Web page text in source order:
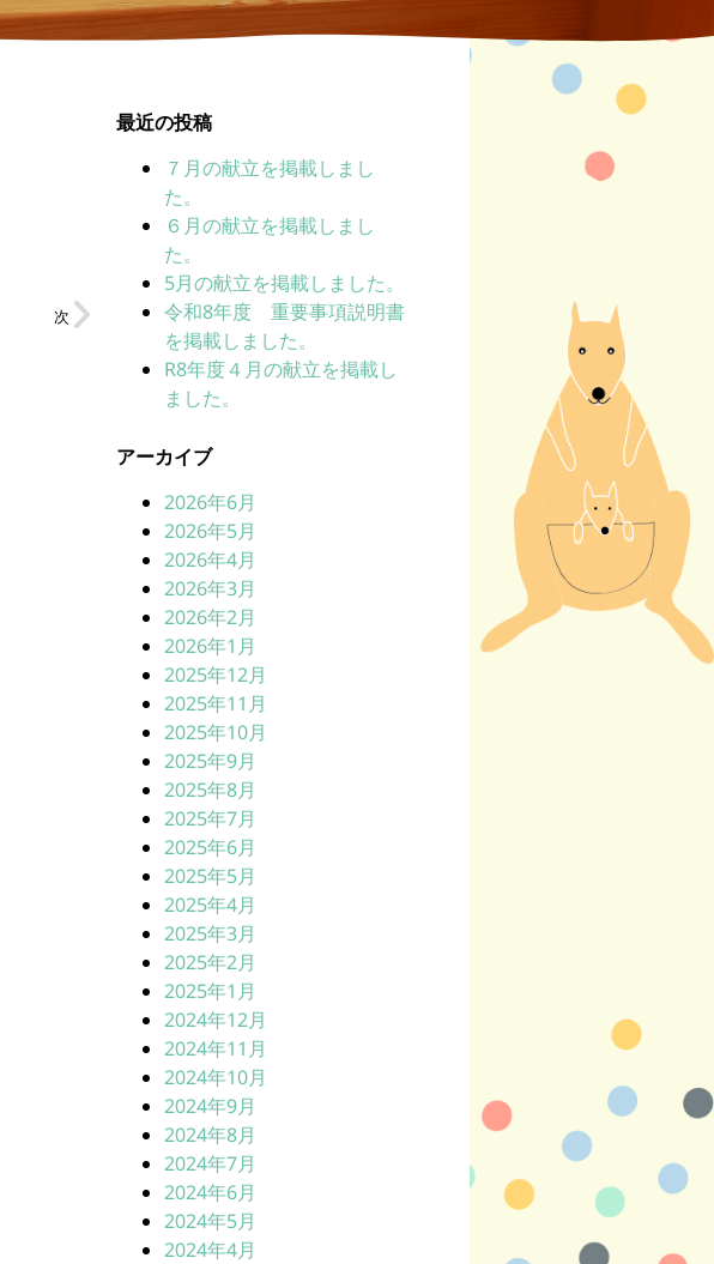
次
最近の投稿
７月の献立を掲載しまし
た。
６月の献立を掲載しまし
た。
5月の献立を掲載しました。
令和8年度 重要事項説明書
を掲載しました。
R8年度４月の献立を掲載し
ました。
アーカイブ
2026年6月
2026年5月
2026年4月
2026年3月
2026年2月
2026年1月
2025年12月
2025年11月
2025年10月
2025年9月
2025年8月
2025年7月
2025年6月
2025年5月
2025年4月
2025年3月
2025年2月
2025年1月
2024年12月
2024年11月
2024年10月
2024年9月
2024年8月
2024年7月
2024年6月
2024年5月
2024年4月